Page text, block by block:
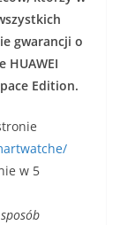
gwarancji o
HUAWEI
Edition.
w 5